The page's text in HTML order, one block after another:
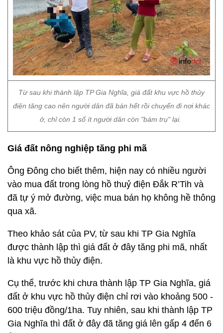
Từ sau khi thành lập TP Gia Nghĩa, giá đất khu vực hồ thủy
điện tăng cao nên người dân đã bán hết rồi chuyển đi nơi khác
ở, chỉ còn 1 số ít người dân còn "bám trụ" lại.
Giá đất nông nghiệp tăng phi mã
Ông Đông cho biết thêm, hiện nay có nhiều người
vào mua đất trong lòng hồ thuỷ điện Đắk R’Tih và
đã tự ý mở đường, việc mua bán họ không hề thông
qua xã.
Theo khảo sát của PV, từ sau khi TP Gia Nghĩa
được thành lập thì giá đất ở đây tăng phi mã, nhất
là khu vực hồ thủy điện.
Cụ thể, trước khi chưa thành lập TP Gia Nghĩa, giá
đất ở khu vực hồ thủy điện chỉ rơi vào khoảng 500 -
600 triệu đồng/1ha. Tuy nhiên, sau khi thành lập TP
Gia Nghĩa thì đất ở đây đã tăng giá lên gấp 4 đến 6